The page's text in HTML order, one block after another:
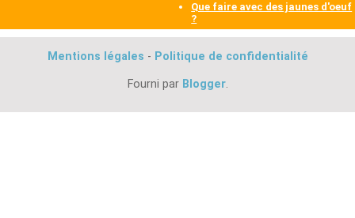
Que faire avec des jaunes d'oeuf
?
Mentions légales - Politique de confidentialité
Fourni par Blogger.